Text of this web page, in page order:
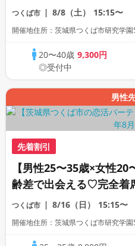
コン
つくば市 8/8（土） 15:15〜
開催地住所：茨城県つくば市研究学
20〜40歳9,300円
◎受付中
男性
先着割引
【男性25〜35歳×女性
齢差で出会える♡完全着
ーム付きマッチングコン
つくば市 8/16（日） 15:15〜
開催地住所：茨城県つくば市研究学